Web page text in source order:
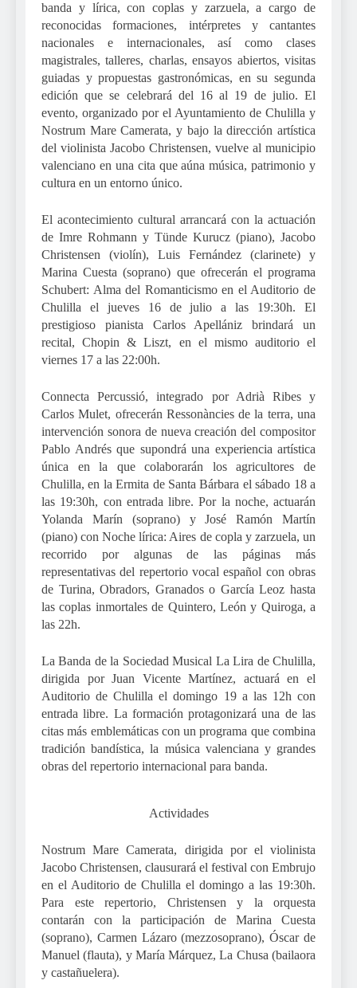
banda y lírica, con coplas y zarzuela, a cargo de
reconocidas formaciones, intérpretes y cantantes
nacionales e internacionales, así como clases
magistrales, talleres, charlas, ensayos abiertos, visitas
guiadas y propuestas gastronómicas, en su segunda
edición que se celebrará del 16 al 19 de julio. El
evento, organizado por el Ayuntamiento de Chulilla y
Nostrum Mare Camerata, y bajo la dirección artística
del violinista Jacobo Christensen, vuelve al municipio
valenciano en una cita que aúna música, patrimonio y
cultura en un entorno único.
El acontecimiento cultural arrancará con la actuación
de Imre Rohmann y Tünde Kurucz (piano), Jacobo
Christensen (violín), Luis Fernández (clarinete) y
Marina Cuesta (soprano) que ofrecerán el programa
Schubert: Alma del Romanticismo en el Auditorio de
Chulilla el jueves 16 de julio a las 19:30h. El
prestigioso pianista Carlos Apellániz brindará un
recital, Chopin & Liszt, en el mismo auditorio el
viernes 17 a las 22:00h.
Connecta Percussió, integrado por Adrià Ribes y
Carlos Mulet, ofrecerán Ressonàncies de la terra, una
intervención sonora de nueva creación del compositor
Pablo Andrés que supondrá una experiencia artística
única en la que colaborarán los agricultores de
Chulilla, en la Ermita de Santa Bárbara el sábado 18 a
las 19:30h, con entrada libre. Por la noche, actuarán
Yolanda Marín (soprano) y José Ramón Martín
(piano) con Noche lírica: Aires de copla y zarzuela, un
recorrido por algunas de las páginas más
representativas del repertorio vocal español con obras
de Turina, Obradors, Granados o García Leoz hasta
las coplas inmortales de Quintero, León y Quiroga, a
las 22h.
La Banda de la Sociedad Musical La Lira de Chulilla,
dirigida por Juan Vicente Martínez, actuará en el
Auditorio de Chulilla el domingo 19 a las 12h con
entrada libre. La formación protagonizará una de las
citas más emblemáticas con un programa que combina
tradición bandística, la música valenciana y grandes
obras del repertorio internacional para banda.
Actividades
Nostrum Mare Camerata, dirigida por el violinista
Jacobo Christensen, clausurará el festival con Embrujo
en el Auditorio de Chulilla el domingo a las 19:30h.
Para este repertorio, Christensen y la orquesta
contarán con la participación de Marina Cuesta
(soprano), Carmen Lázaro (mezzosoprano), Óscar de
Manuel (flauta), y María Márquez, La Chusa (bailaora
y castañuelera).